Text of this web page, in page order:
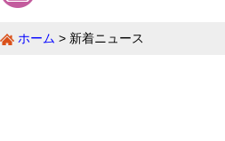
ホーム 新着ニュース